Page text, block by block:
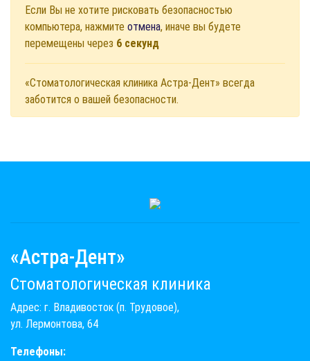
Если Вы не хотите рисковать безопасностью
компьютера, нажмите отмена, иначе вы будете
перемещены через 6 секунд
«Стоматологическая клиника Астра-Дент» всегда
заботится о вашей безопасности.
«Астра-Дент»
Стоматологическая клиника
Адрес: г. Владивосток (п. Трудовое),
ул. Лермонтова, 64
Телефоны: